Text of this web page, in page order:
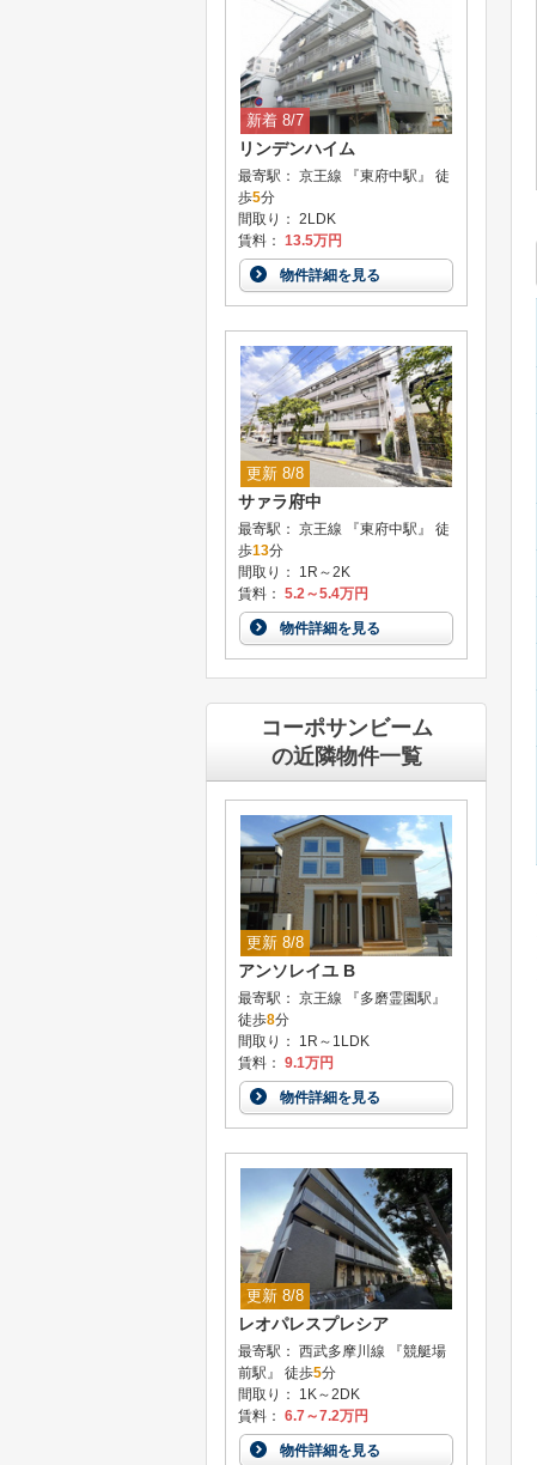
新着 8/7
リンデンハイム
最寄駅： 京王線 『東府中駅』 徒
歩5分
間取り： 2LDK
賃料： 13.5万円
物件詳細を見る
更新 8/8
サァラ府中
最寄駅： 京王線 『東府中駅』 徒
歩13分
間取り： 1R～2K
賃料： 5.2～5.4万円
物件詳細を見る
コーポサンビーム
の近隣物件一覧
更新 8/8
アンソレイユ B
最寄駅： 京王線 『多磨霊園駅』
徒歩8分
間取り： 1R～1LDK
賃料： 9.1万円
物件詳細を見る
更新 8/8
レオパレスプレシア
最寄駅： 西武多摩川線 『競艇場
前駅』 徒歩5分
間取り： 1K～2DK
賃料： 6.7～7.2万円
物件詳細を見る